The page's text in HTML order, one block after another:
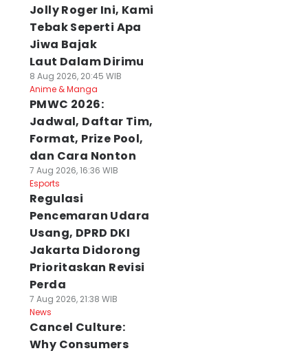
Jolly Roger Ini, Kami
Tebak Seperti Apa
Jiwa Bajak
Laut Dalam Dirimu
8 Aug 2026, 20:45 WIB
Anime & Manga
PMWC 2026:
Jadwal, Daftar Tim,
Format, Prize Pool,
dan Cara Nonton
7 Aug 2026, 16:36 WIB
Esports
Regulasi
Pencemaran Udara
Usang, DPRD DKI
Jakarta Didorong
Prioritaskan Revisi
Perda
7 Aug 2026, 21:38 WIB
News
Cancel Culture:
Why Consumers